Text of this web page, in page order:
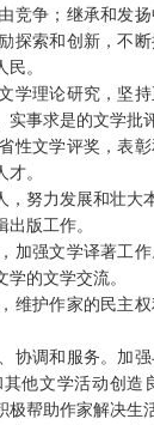
竞争；继承和发
探索和创新，不
。
理论研究，坚持
事求是的文学批
文学评奖，表彰
。
努力发展和壮大本
版工作。
强文学译著工作
的文学交流。
护作家的民主权
调和服务。加强
他文学活动创造
帮助作家解决生